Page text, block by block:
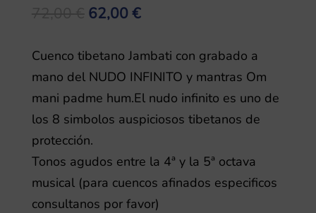
El
original
era:
72,00 €.
62,00 €El
actual
es:
62,00 €.
Cuenco tibetano Jambati con grabado a
mano del NUDO INFINITO y mantras Om
mani padme hum.El nudo infinito es uno de
los 8 simbolos auspiciosos tibetanos de
protección.
Tonos agudos entre la 4ª y la 5ª octava
musical (para cuencos afinados especificos
consultanos por favor)